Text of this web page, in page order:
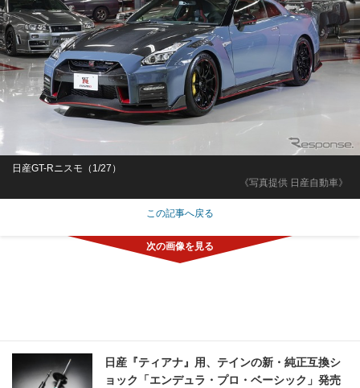
《写真提供 日産自動車》
日産GT-Rニスモ（1/27）
この記事へ戻る
日産『ティアナ』用、テインの新・純正互換シ
ョック「エンデュラ・プロ・ベーシック」発売